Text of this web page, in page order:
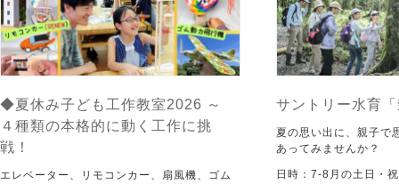
◆夏休み子ども工作教室2026 ～
４種類の本格的に動く工作に挑
戦！
エレベーター、リモコンカー、扇風機、ゴム
サントリー水育
夏の思い出に、親子で
あってみませんか？
日時：7-8月の土日・